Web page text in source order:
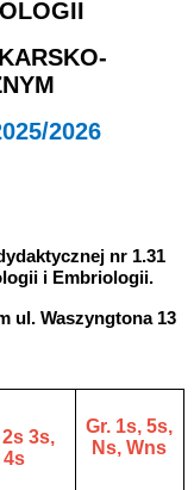
2026
nr 1.31
i Embriologii.
ul. Waszyngtona 13
2s 3s,
4s
Gr. 1s, 5s,
Ns, Wns